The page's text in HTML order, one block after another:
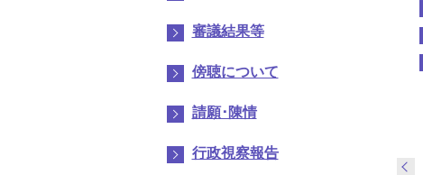
審議結果等
傍聴について
請願･陳情
行政視察報告